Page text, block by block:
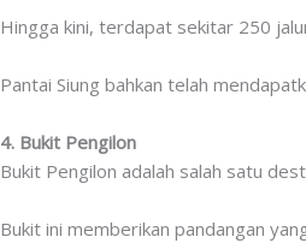
Hingga kini, terdapat sekitar 250
Pantai Siung bahkan telah
4. Bukit Pengilon
Bukit Pengilon adalah salah satu
Bukit ini memberikan pandangan